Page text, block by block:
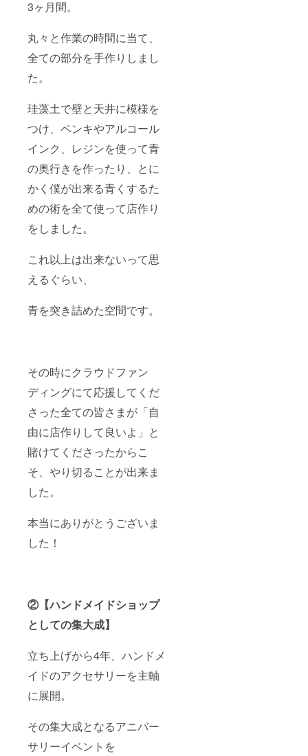
3ヶ月間。
丸々と作業の時間に当て、
全ての部分を手作りしまし
た。
珪藻土で壁と天井に模様を
つけ、ペンキやアルコール
インク、レジンを使って青
の奥行きを作ったり、とに
かく僕が出来る青くするた
めの術を全て使って店作り
をしました。
これ以上は出来ないって思
えるぐらい、
青を突き詰めた空間です。
その時にクラウドファン
ディングにて応援してくだ
さった全ての皆さまが「自
由に店作りして良いよ」と
賭けてくださったからこ
そ、やり切ることが出来ま
した。
本当にありがとうございま
した！
②【ハンドメイドショップ
としての集大成】
立ち上げから4年、ハンドメ
イドのアクセサリーを主軸
に展開。
その集大成となるアニバー
サリーイベントを